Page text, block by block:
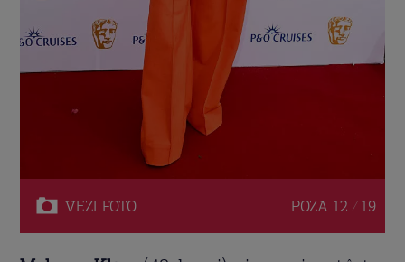
VEZI FOTO POZA 12 / 19